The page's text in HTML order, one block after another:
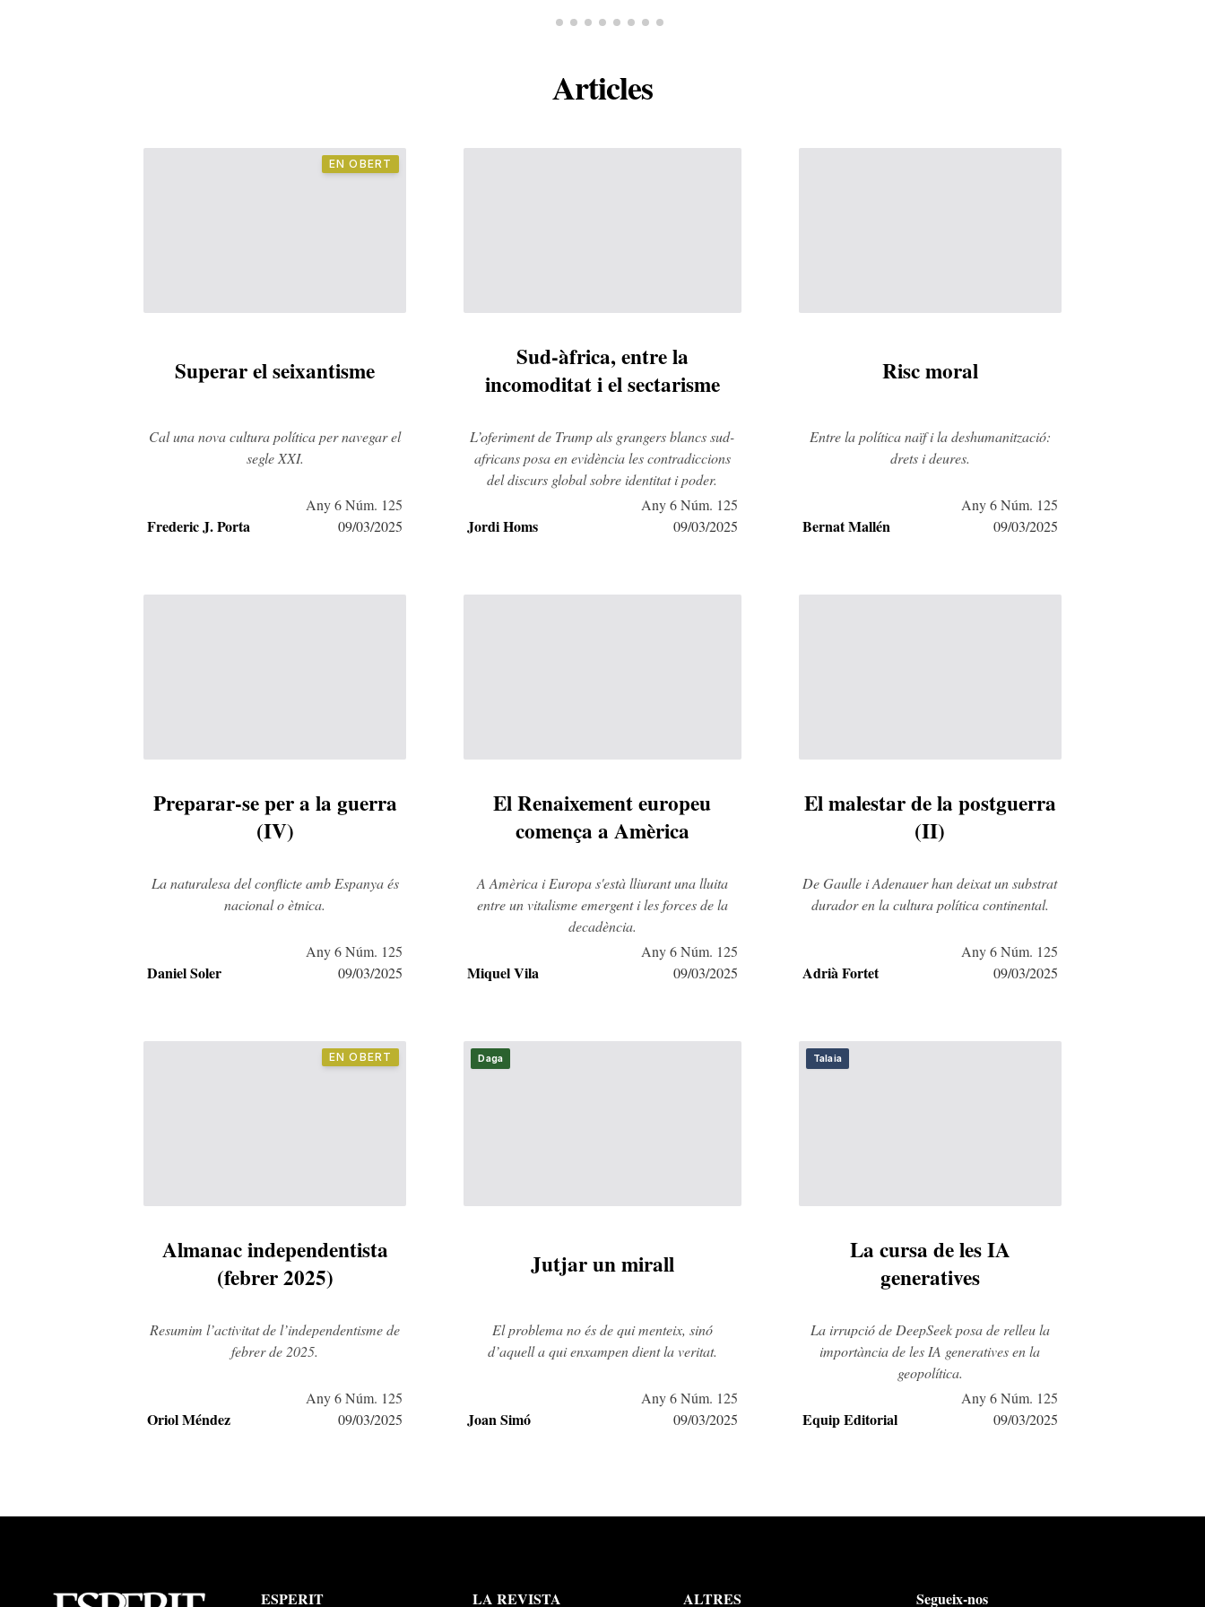
Articles
EN OBERT
Superar el seixantisme
Cal una nova cultura política per navegar el
segle XXI.
Frederic J. Porta
Any 6 Núm. 125
09/03/2025
Sud-àfrica, entre la
incomoditat i el sectarisme
L’oferiment de Trump als grangers blancs sud-
africans posa en evidència les contradiccions
del discurs global sobre identitat i poder.
Jordi Homs
Any 6 Núm. 125
09/03/2025
Risc moral
Entre la política naïf i la deshumanització:
drets i deures.
Bernat Mallén
Any 6 Núm. 125
09/03/2025
Preparar-se per a la guerra
(IV)
La naturalesa del conflicte amb Espanya és
nacional o ètnica.
Daniel Soler
Any 6 Núm. 125
09/03/2025
El Renaixement europeu
comença a Amèrica
A Amèrica i Europa s'està lliurant una lluita
entre un vitalisme emergent i les forces de la
decadència.
Miquel Vila
Any 6 Núm. 125
09/03/2025
El malestar de la postguerra
(II)
De Gaulle i Adenauer han deixat un substrat
durador en la cultura política continental.
Adrià Fortet
Any 6 Núm. 125
09/03/2025
EN OBERT
Almanac independentista
(febrer 2025)
Resumim l’activitat de l’independentisme de
febrer de 2025.
Oriol Méndez
Any 6 Núm. 125
09/03/2025
Daga
Jutjar un mirall
El problema no és de qui menteix, sinó
d’aquell a qui enxampen dient la veritat.
Joan Simó
Any 6 Núm. 125
09/03/2025
Talaia
La cursa de les IA
generatives
La irrupció de DeepSeek posa de relleu la
importància de les IA generatives en la
geopolítica.
Equip Editorial
Any 6 Núm. 125
09/03/2025
ESPERIT LA REVISTA ALTRES Segueix-nos